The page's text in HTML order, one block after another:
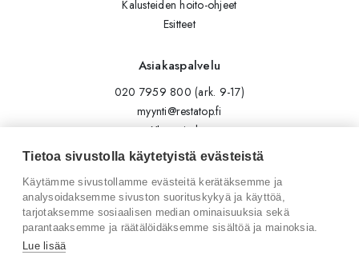
Kalusteiden hoito-ohjeet
Esitteet
Asiakaspalvelu
020 7959 800 (ark. 9-17)
myynti@restatop.fi
Yhteystiedot
Lähetä viesti
Seuraa meitä
Tilaa uutiskirje
Tietoa sivustolla käytetyistä evästeistä
Käytämme sivustollamme evästeitä kerätäksemme ja
analysoidaksemme sivuston suorituskykyä ja käyttöä,
tarjotaksemme sosiaalisen median ominaisuuksia sekä
parantaaksemme ja räätälöidäksemme sisältöä ja mainoksia.
Lue lisää